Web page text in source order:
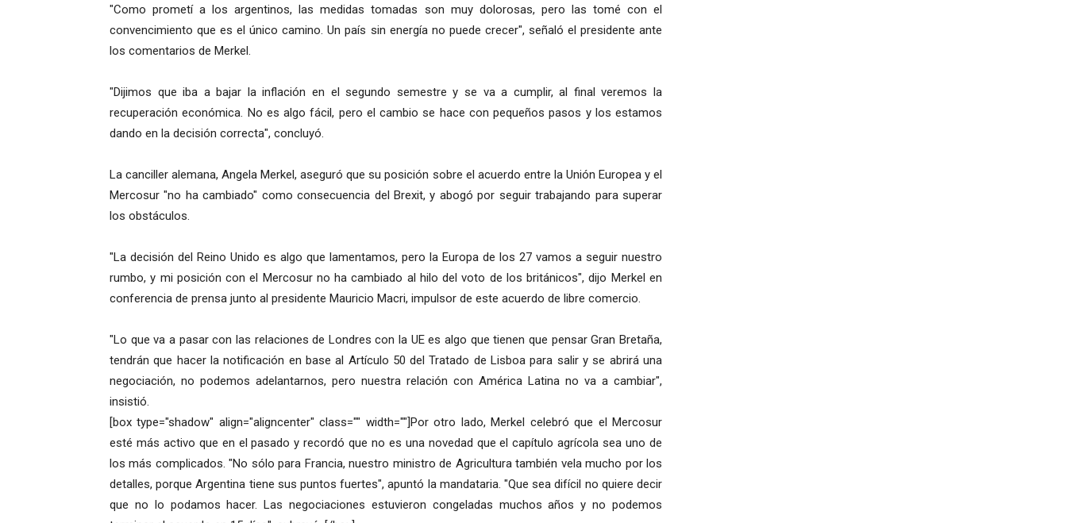
"Como prometí a los argentinos, las medidas tomadas son muy dolorosas, pero las tomé con el
convencimiento que es el único camino. Un país sin energía no puede crecer", señaló el presidente ante
los comentarios de Merkel.
"Dijimos que iba a bajar la inflación en el segundo semestre y se va a cumplir, al final veremos la
recuperación económica. No es algo fácil, pero el cambio se hace con pequeños pasos y los estamos
dando en la decisión correcta", concluyó.
La canciller alemana, Angela Merkel, aseguró que su posición sobre el acuerdo entre la Unión Europea y el
Mercosur "no ha cambiado" como consecuencia del Brexit, y abogó por seguir trabajando para superar
los obstáculos.
"La decisión del Reino Unido es algo que lamentamos, pero la Europa de los 27 vamos a seguir nuestro
rumbo, y mi posición con el Mercosur no ha cambiado al hilo del voto de los británicos", dijo Merkel en
conferencia de prensa junto al presidente Mauricio Macri, impulsor de este acuerdo de libre comercio.
"Lo que va a pasar con las relaciones de Londres con la UE es algo que tienen que pensar Gran Bretaña,
tendrán que hacer la notificación en base al Artículo 50 del Tratado de Lisboa para salir y se abrirá una
negociación, no podemos adelantarnos, pero nuestra relación con América Latina no va a cambiar",
insistió.
[box type="shadow" align="aligncenter" class="" width=""]Por otro lado, Merkel celebró que el Mercosur
esté más activo que en el pasado y recordó que no es una novedad que el capítulo agrícola sea uno de
los más complicados. "No sólo para Francia, nuestro ministro de Agricultura también vela mucho por los
detalles, porque Argentina tiene sus puntos fuertes", apuntó la mandataria. "Que sea difícil no quiere decir
que no lo podamos hacer. Las negociaciones estuvieron congeladas muchos años y no podemos